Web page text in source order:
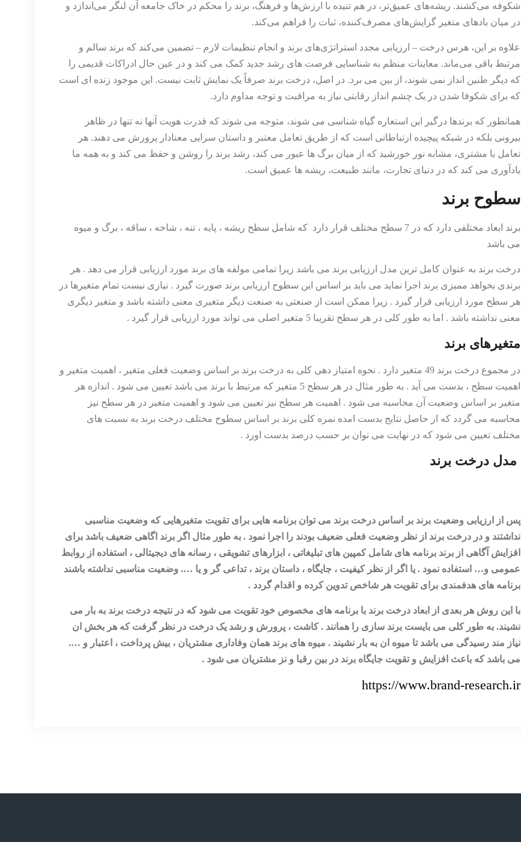
شکوفه می‌کشند. ریشه‌های عمیق‌تر، در هم تنیده با ارزش‌ها و فرهنگ، برند را محکم در خاک جامعه آن لنگر می‌اندازد و
در میان بادهای متغیر گرایش‌های مصرف‌کننده، ثبات را فراهم می‌کند.
علاوه بر این، هرس درخت – ارزیابی مجدد استراتژی‌های برند و انجام تنظیمات لازم – تضمین می‌کند که برند سالم و
مرتبط باقی می‌ماند. معاینات منظم به شناسایی فرصت های رشد جدید کمک می کند و در عین حال ادراکات قدیمی را
که دیگر طنین انداز نمی شوند، از بین می برد. در اصل، درخت برند صرفاً یک نمایش ثابت نیست. این موجود زنده ای است
که برای شکوفا شدن در یک چشم انداز رقابتی نیاز به مراقبت و توجه مداوم دارد.
همانطور که برندها درگیر این استعاره گیاه شناسی می شوند، متوجه می شوند که قدرت هویت آنها نه تنها در ظاهر
بیرونی بلکه در شبکه پیچیده ارتباطاتی است که از طریق تعامل معتبر و داستان سرایی معنادار پرورش می دهند. هر
تعامل با مشتری، مشابه نور خورشید که از میان برگ ها عبور می کند، رشد برند را روشن و حفظ می کند و به همه ما
یادآوری می کند که در دنیای تجارت، مانند طبیعت، ریشه ها عمیق است.
سطوح برند
برند ابعاد مختلفی دارد که در 7 سطح مختلف قرار دارد که شامل سطح ریشه ، پایه ، تنه ، شاخه ، ساقه ، برگ و میوه
می باشد
درخت برند به عنوان کامل ترین مدل ارزیابی برند می باشد زیرا تمامی مولفه های برند مورد ارزیابی قرار می دهد . هر
برندی بخواهد ممیزی برند اجرا نماید می باید بر اساس این سطوح ارزیابی برند صورت گیرد . نیازی نیست تمام متغیرها در
هر سطح مورد ارزیابی قرار گیرد . زیرا ممکن است از صنعتی به صنعت دیگر متغیری معنی داشته باشد و متغیر دیگری
معنی نداشته باشد . اما به طور کلی در هر سطح تقریبا 5 متغیر اصلی می تواند مورد ارزیابی قرار گیرد .
متغیرهای برند
در مجموع درخت برند 49 متغیر دارد . نحوه امتیاز دهی کلی به درخت برند بر اساس وضعیت فعلی متغیر ، اهمیت متغیر و
اهمیت سطح ، بدست می آید . به طور مثال در هر سطح 5 متغیر که مرتبط با برند می باشد تعیین می شود . اندازه هر
متغیر بر اساس وضعیت آن محاسبه می شود . اهمیت هر سطح نیز تعیین می شود و اهمیت متغیر در هر سطح نیز
محاسبه می گردد که از حاصل نتایج بدست امده نمره کلی برند بر اساس سطوح مختلف درخت برند به نسبت های
مختلف تعیین می شود که در نهایت می توان بر حسب درصد بدست اورد .
مدل درخت برند
پس از ارزیابی وضعیت برند بر اساس درخت برند می توان برنامه هایی برای تقویت متغیرهایی که وضعیت مناسبی
نداشتند و در درخت برند از نظر وضعیت فعلی ضعیف بودند را اجرا نمود . به طور مثال اگر برند اگاهی ضعیف باشد برای
افزایش آگاهی از برند برنامه های شامل کمپین های تبلیغاتی ، ابزارهای تشویقی ، رسانه های دیجیتالی ، استفاده از روابط
عمومی و… استفاده نمود . یا اگر از نظر کیفیت ، جایگاه ، داستان برند ، تداعی گر و یا …. وضعیت مناسبی نداشته باشند
برنامه های هدفمندی برای تقویت هر شاخص تدوین کرده و اقدام گردد .
با این روش هر بعدی از ابعاد درخت برند با برنامه های مخصوص خود تقویت می شود که در نتیجه درخت برند به بار می
نشیند. به طور کلی می بایست برند سازی را همانند . کاشت ، پرورش و رشد یک درخت در نظر گرفت که هر بخش ان
نیاز مند رسیدگی می باشد تا میوه ان به بار نشیند . میوه های برند همان وفاداری مشتریان ، بیش پرداخت ، اعتبار و ….
می باشد که باعث افزایش و تقویت جایگاه برند در بین رقبا و نز مشتریان می شود .
https://www.brand-research.ir